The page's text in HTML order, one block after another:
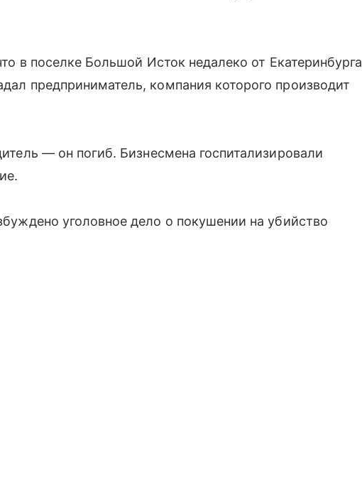
в поселке Большой Исток недалеко от Екатеринбурга
предприниматель, компания которого производит
— он погиб. Бизнесмена госпитализировали
уголовное дело о покушении на убийство